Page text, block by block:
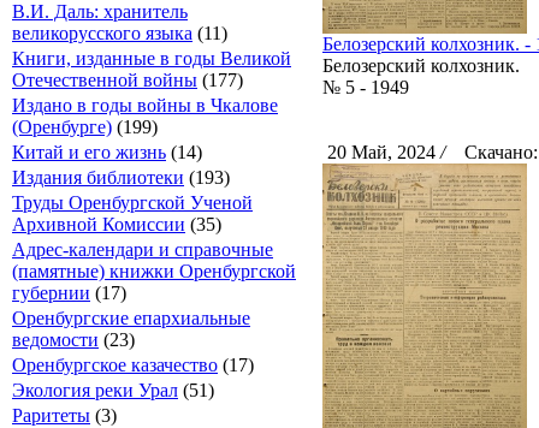
В.И. Даль: хранитель
великорусского языка (11)
Книги, изданные в годы Великой
Отечественной войны (177)
Издано в годы войны в Чкалове
(Оренбурге) (199)
Китай и его жизнь (14)
Издания библиотеки (193)
Труды Оренбургской Ученой
Архивной Комиссии (35)
Адрес-календари и справочные
(памятные) книжки Оренбургской
губернии (17)
Оренбургские епархиальные
ведомости (23)
Оренбургское казачество (17)
Экология реки Урал (51)
Раритеты (3)
Белозерский колхозник.
Белозерский колхозник.
№ 5 - 1949
20 Май, 2024 /